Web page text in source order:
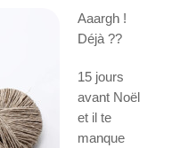
Aaargh !
Déjà ??
15 jours
avant Noël
et il te
manque